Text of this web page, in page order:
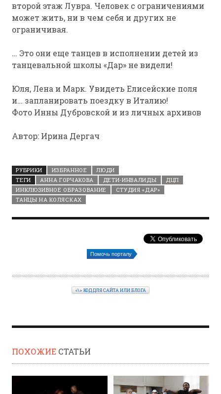
второй этаж Лувра. Человек с ограничениями
может жить, ни в чем себя и других не
ограничивая.
… Это они еще танцев в исполнении детей из
танцевальной школы «Дар» не видели!
Юля, Лена и Марк. Увидеть Елисейские поля
и… запланировать поездку в Италию!
Фото Инны Дубровской и из личных архивов
Автор: Ирина Дергач
РУБРИКИ ИЗБРАННОЕ
ЛЮДИ
ТЕГИ
АННА ГОРЧАКОВА ДЕТИ-ИНВАЛИДЫ
ДЦП
ИНКЛЮЗИВНОЕ ОБРАЗОВАНИЕ
СТУДИЯ «ДАР»
ТАНЦЫ НА КОЛЯСКАХ
Помочь порталу
<\> КОД ДЛЯ САЙТА ИЛИ БЛОГА
ПОХОЖИЕ СТАТЬИ